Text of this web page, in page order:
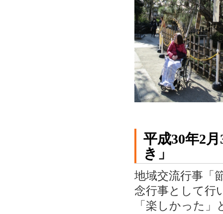
平成30年2
き」
地域交流行事「
念行事として行
「楽しかった